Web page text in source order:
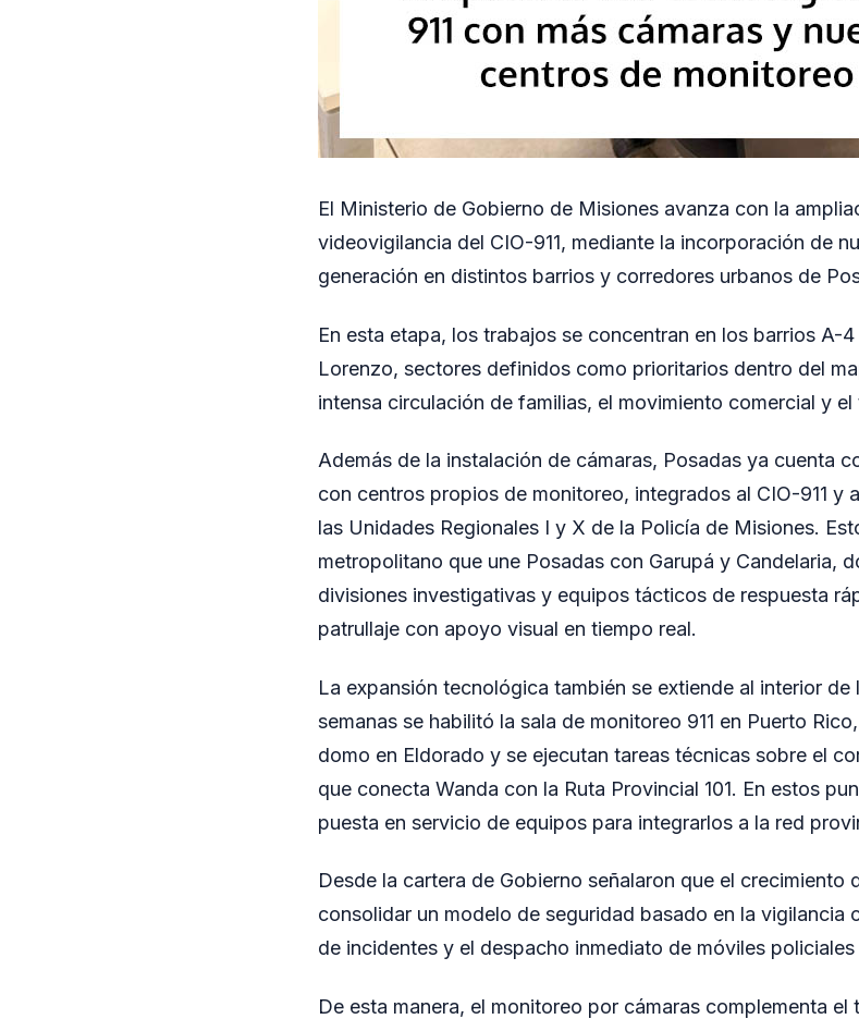
El Ministerio de Gobierno de Misiones avanza con la
videovigilancia del CIO-911, mediante la incorporación de
generación en distintos barrios y corredores urbanos de
En esta etapa, los trabajos se concentran en los barrios A-
Lorenzo, sectores definidos como prioritarios dentro del
intensa circulación de familias, el movimiento comercial y
Además de la instalación de cámaras, Posadas ya cuenta
con centros propios de monitoreo, integrados al CIO-911 y
las Unidades Regionales I y X de la Policía de Misiones.
metropolitano que une Posadas con Garupá y Candelaria,
divisiones investigativas y equipos tácticos de respuesta
patrullaje con apoyo visual en tiempo real.
La expansión tecnológica también se extiende al interior de
semanas se habilitó la sala de monitoreo 911 en Puerto
domo en Eldorado y se ejecutan tareas técnicas sobre el
que conecta Wanda con la Ruta Provincial 101. En estos
puesta en servicio de equipos para integrarlos a la red
Desde la cartera de Gobierno señalaron que el crecimiento
consolidar un modelo de seguridad basado en la vigilancia
de incidentes y el despacho inmediato de móviles
De esta manera, el monitoreo por cámaras complementa